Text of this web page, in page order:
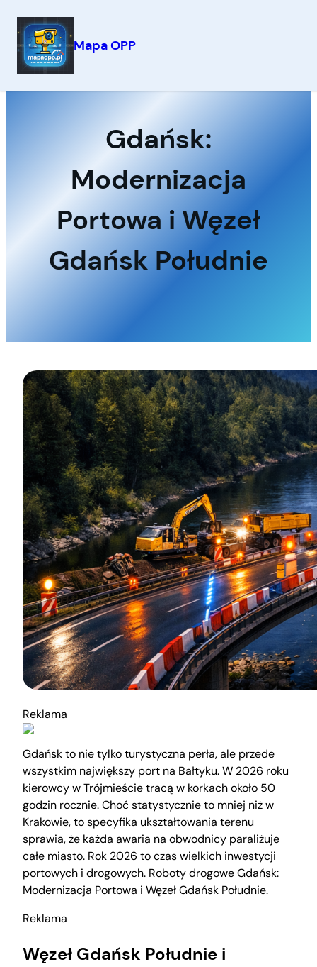
Przejdź
Mapa OPP
Gdańsk:
Modernizacja
Portowa i Węzeł
Gdańsk Południe
Reklama
Gdańsk to nie tylko turystyczna perła, ale przede
wszystkim największy port na Bałtyku. W 2026 roku
kierowcy w Trójmieście tracą w korkach około 50
godzin rocznie. Choć statystycznie to mniej niż w
Krakowie, to specyfika ukształtowania terenu
sprawia, że każda awaria na obwodnicy paraliżuje
całe miasto. Rok 2026 to czas wielkich inwestycji
portowych i drogowych. Roboty drogowe Gdańsk:
Modernizacja Portowa i Węzeł Gdańsk Południe.
Reklama
Węzeł Gdańsk Południe i